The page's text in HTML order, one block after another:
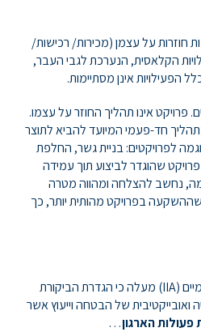
חוזרות על עצמן (מכירות/ רכישות/
הקלאסית, הנערכת לגבי העבר,
הפעילויות אינן מסתיימות.
פרויקט אינו תהליך החוזר על עצמו.
חד-פעמי המיועד להביא לתוצר
לפרויקטים: בניית גשר, החלפת
שהוגדר לביצוע תוך עמידה
נחשב להצלחה ומהווה מטרה
בפרויקט מהותית יותר, כך
עיון בתקנים המקצועיים הבינלאומיים (IIA) מעלה כי הגדרת הביקורת
ואובייקטיבית של הבטחה וייעוץ אשר
הארגון…